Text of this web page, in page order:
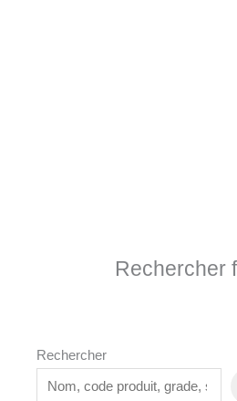
Rechercher
Rechercher